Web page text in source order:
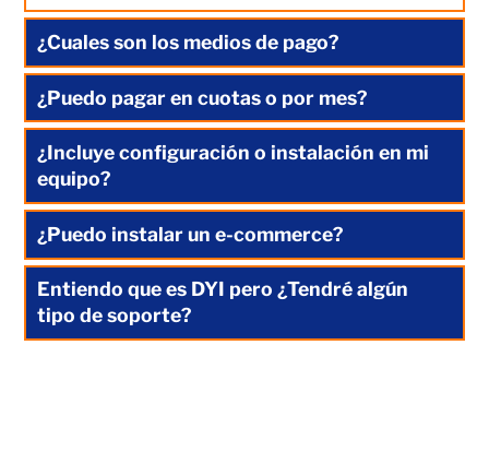
¿Cuales son los medios de pago?
¿Puedo pagar en cuotas o por mes?
¿Incluye configuración o instalación en mi
equipo?
¿Puedo instalar un e-commerce?
Entiendo que es DYI pero ¿Tendré algún
tipo de soporte?